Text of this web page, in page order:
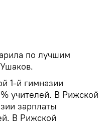
по лучшим
1-й гимназии
учителей. В Рижской
зарплаты
В Рижской